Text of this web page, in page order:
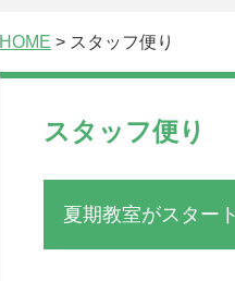
HOME > スタッフ便り
スタッフ便り
夏期教室がスター